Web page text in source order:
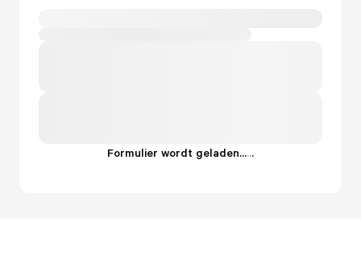
Formulier wordt geladen......